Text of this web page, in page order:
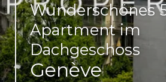
Wunderschönes
Apartment im
Dachgeschoss
Genève